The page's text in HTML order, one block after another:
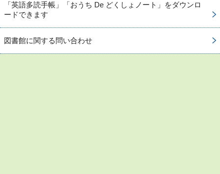
「英語多読手帳」「おうち De どくしょノート」をダウンロ
ードできます
図書館に関する問い合わせ